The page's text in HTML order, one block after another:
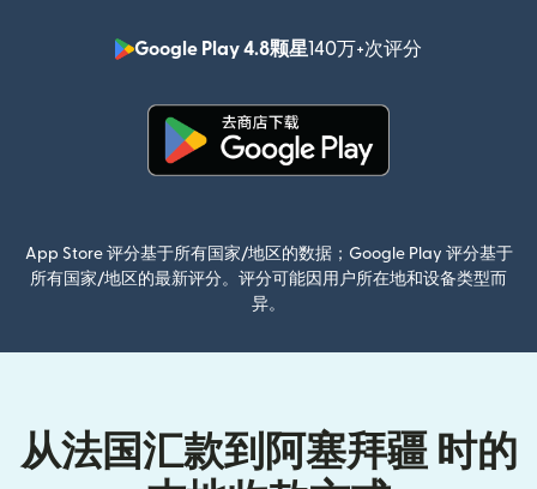
Google Play 4.8颗星140万+次评分
App Store 评分基于所有国家/地区的数据；Google Play 评分基于
所有国家/地区的最新评分。评分可能因用户所在地和设备类型而
异。
从法国汇款到阿塞拜疆 时的